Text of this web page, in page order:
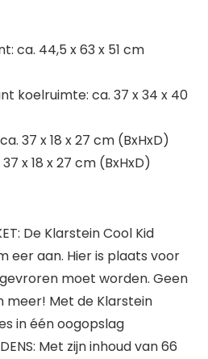
ca. 44,5 x 63 x 51 cm
koelruimte: ca. 37 x 34 x 40
37 x 18 x 27 cm (BxHxD)
x 18 x 27 cm (BxHxD)
De Klarstein Cool Kid
eer aan. Hier is plaats voor
moet worden. Geen
Met de Klarstein
in één oogopslag
Met zijn inhoud van 66